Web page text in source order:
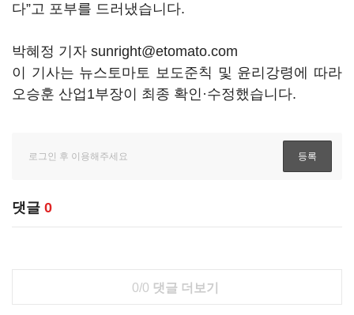
다”고 포부를 드러냈습니다.
박혜정 기자 sunright@etomato.com
이 기사는 뉴스토마토 보도준칙 및 윤리강령에 따라
오승훈 산업1부장이 최종 확인·수정했습니다.
댓글 0
0/0 댓글 더보기